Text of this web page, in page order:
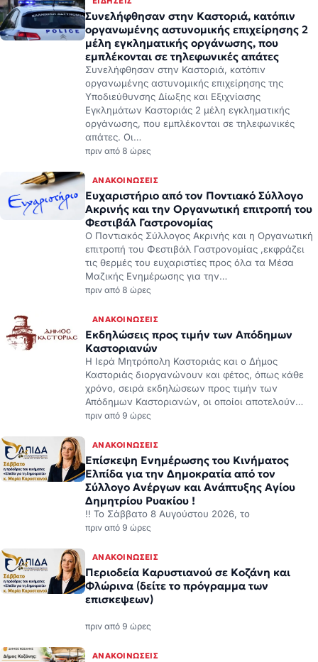
Συνελήφθησαν στην Καστοριά, κατόπιν
οργανωμένης αστυνομικής επιχείρησης 2
μέλη εγκληματικής οργάνωσης, που
εμπλέκονται σε τηλεφωνικές απάτες
Συνελήφθησαν στην Καστοριά, κατόπιν
οργανωμένης αστυνομικής επιχείρησης της
Υποδιεύθυνσης Δίωξης και Εξιχνίασης
Εγκλημάτων Καστοριάς 2 μέλη εγκληματικής
οργάνωσης, που εμπλέκονται σε τηλεφωνικές
απάτες. Οι…
πριν από 8 ώρες
ΑΝΑΚΟΙΝΏΣΕΙΣ
Ευχαριστήριο από τον Ποντιακό Σύλλογο
Ακρινής και την Οργανωτική επιτροπή του
Φεστιβάλ Γαστρονομίας
Ο Ποντιακός Σύλλογος Ακρινής και η Οργανωτική
επιτροπή του Φεστιβάλ Γαστρονομίας ,εκφράζει
τις θερμές του ευχαριστίες προς όλα τα Μέσα
Μαζικής Ενημέρωσης για την…
πριν από 8 ώρες
ΑΝΑΚΟΙΝΏΣΕΙΣ
Εκδηλώσεις προς τιμήν των Απόδημων
Καστοριανών
Η Ιερά Μητρόπολη Καστοριάς και ο Δήμος
Καστοριάς διοργανώνουν και φέτος, όπως κάθε
χρόνο, σειρά εκδηλώσεων προς τιμήν των
Απόδημων Καστοριανών, οι οποίοι αποτελούν…
πριν από 9 ώρες
ΑΝΑΚΟΙΝΏΣΕΙΣ
Επίσκεψη Ενημέρωσης του Κινήματος
Ελπίδα για την Δημοκρατία από τον
Σύλλογο Ανέργων και Ανάπτυξης Αγίου
Δημητρίου Ρυακίου !
!! Το Σάββατο 8 Αυγούστου 2026, το
πριν από 9 ώρες
ΑΝΑΚΟΙΝΏΣΕΙΣ
Περιοδεία Καρυστιανού σε Κοζάνη και
Φλώρινα (δείτε το πρόγραμμα των
επισκεψεων)
πριν από 9 ώρες
ΑΝΑΚΟΙΝΏΣΕΙΣ